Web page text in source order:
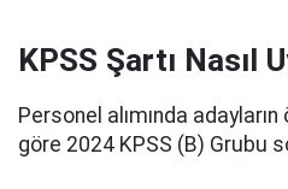
KPSS Şartı Nasıl
Personel alımında
göre 2024 KPSS (B) Grubu